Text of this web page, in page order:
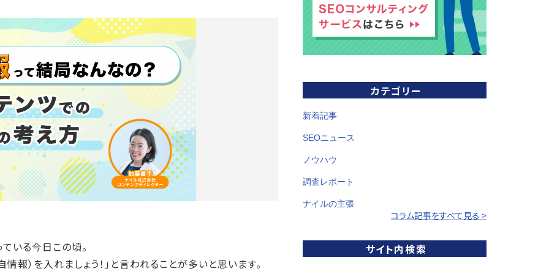
いる今日この頃。
報）を入れましょう！」と言われることが多いと思います。
カテゴリー
新着記事
SEOニュース
ノウハウ
調査レポート
ナイルの主張
コラム記事をすべて見る >
サイト内検索